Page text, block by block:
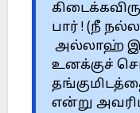
பார் ! (நீ
அல்லாஹ்
உனக்குச்
என்று